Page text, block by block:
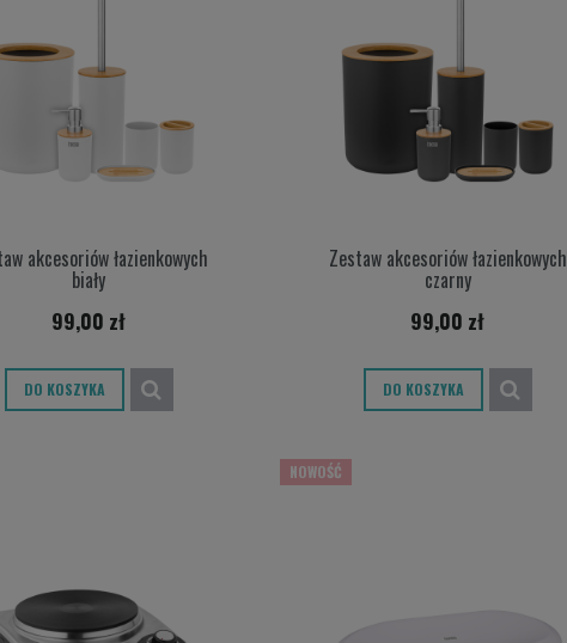
wody - bateria stojąca
akcesoriów łazienkowych
biały
99,00 zł
DO KOSZYKA
Zestaw akcesoriów łazienkowych
czarny
99,00 zł
DO KOSZYKA
NOWOŚĆ